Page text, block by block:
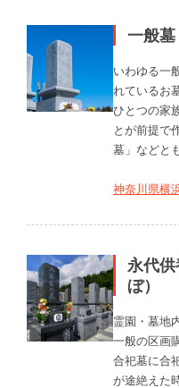
一般墓
いわゆる一
れているお
ひとつの家
とが前提で
墓」などと
神奈川県横
永代
ぼ）
霊園・墓地
一般の区画
合祀墓に合
が途絶えた